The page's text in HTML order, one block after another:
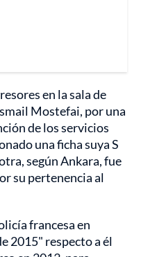
en la sala de
Mostefai, por una
de los servicios
una ficha suya S
según Ankara, fue
su pertenencia al
francesa en
2015" respecto a él